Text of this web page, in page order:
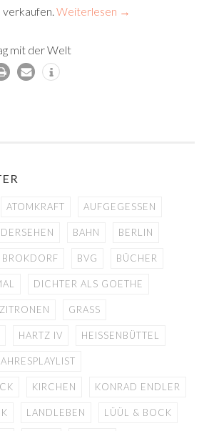
Weiterlesen →
mit der Welt
ATOMKRAFT AUFGEGESSEN
BAHN BERLIN
BROKDORF BVG BÜCHER
DICHTER ALS GOETHE
GRASS
HARTZ IV HEISSENBÜTTEL
KIRCHEN KONRAD ENDLER
LANDLEBEN LÜÜL & BOCK